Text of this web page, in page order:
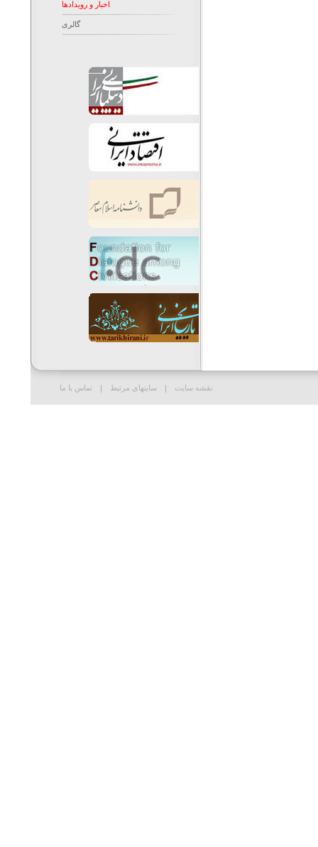
اخبار و رویدادها
گالری
نقشه سایت سایتهای مرتبط تماس با ما